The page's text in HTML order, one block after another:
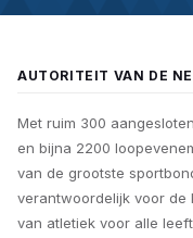
AUTORITEIT VAN DE
Met ruim 300
en bijna 2200
van de grootste
verantwoordelijk voor de
van atletiek voor alle